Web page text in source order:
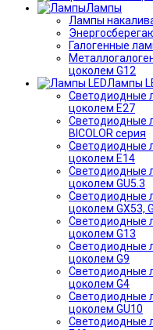
Лампы
Лампы
Галогенные
цоколем G12
Лампы
Светодиодные
цоколем E27
Светодиодные
BICOLOR серия
Светодиодные
цоколем E14
Светодиодные
цоколем GU5.3
Светодиодные
цоколем GX53,
Светодиодные
цоколем G13
Светодиодные
цоколем G9
Светодиодные
цоколем G4
Светодиодные
цоколем GU10
Светодиодные